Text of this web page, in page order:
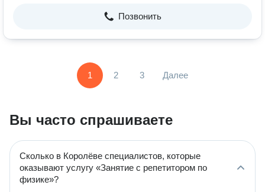
Позвонить
1 2 3 Далее
Вы часто спрашиваете
Сколько в Королёве специалистов, которые
оказывают услугу «Занятие с репетитором по
физике»?